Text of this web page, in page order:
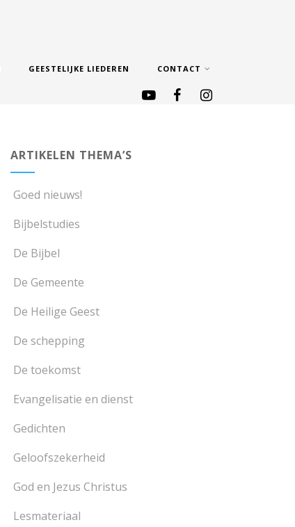
GEESTELIJKE LIEDEREN CONTACT
ARTIKELEN THEMA’S
Goed nieuws!
Bijbelstudies
De Bijbel
De Gemeente
De Heilige Geest
De schepping
De toekomst
Evangelisatie en dienst
Gedichten
Geloofszekerheid
God en Jezus Christus
Lesmateriaal